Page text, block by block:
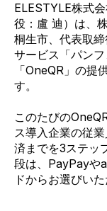
ELESTYLE株式
役：盧 迪）は、
桐生市、代表取
サービス「パン
「OneQR」の提
す。
このたびの
ス導入企業の従
済までを3ステッ
段は、PayPayや
ドからお選びいた